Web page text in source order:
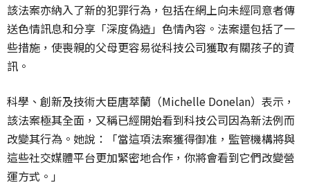
該法案亦納入了新的犯罪行為，包括在網上向未經同意者傳
送色情訊息和分享「深度偽造」色情內容。法案還包括了一
些措施，使喪親的父母更容易從科技公司獲取有關孩子的資
訊。
科學、創新及技術大臣唐萃蘭（Michelle Donelan）表示，
該法案極其全面，又稱已經開始看到科技公司因為新法例而
改變其行為。她說：「當這項法案獲得御准，監管機構將與
這些社交媒體平台更加緊密地合作，你將會看到它們改變營
運方式。」